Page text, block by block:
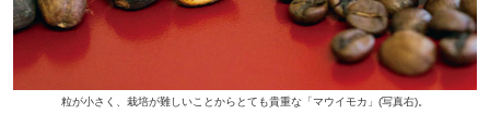
粒が小さく、栽培が難しいことからとても貴重な「マウイモカ」(写真右)。